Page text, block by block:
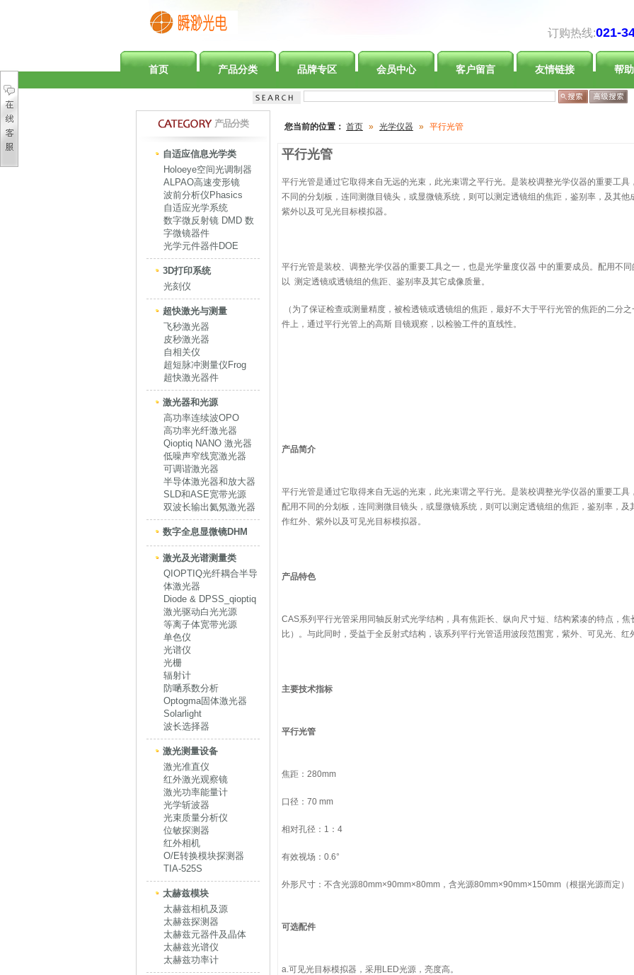
订购热线:021-
首页 产品分类 品牌专区 会员中心 客户留言 友情链接 帮
产品分类
自适应信息光学类
Holoeye空间光调制器
ALPAO高速变形镜
波前分析仪Phasics
自适应光学系统
数字微反射镜 DMD 数
字微镜器件
光学元件器件DOE
3D打印系统
光刻仪
超快激光与测量
飞秒激光器
皮秒激光器
自相关仪
超短脉冲测量仪Frog
超快激光器件
激光器和光源
高功率连续波OPO
高功率光纤激光器
Qioptiq NANO 激光器
低噪声窄线宽激光器
可调谐激光器
半导体激光器和放大器
SLD和ASE宽带光源
双波长输出氦氖激光器
数字全息显微镜DHM
激光及光谱测量类
QIOPTIQ光纤耦合半导
体激光器
Diode & DPSS_qioptiq
激光驱动白光光源
等离子体宽带光源
单色仪
光谱仪
光栅
辐射计
防嗮系数分析
Optogma固体激光器
Solarlight
波长选择器
激光测量设备
激光准直仪
红外激光观察镜
激光功率能量计
光学斩波器
光束质量分析仪
位敏探测器
红外相机
O/E转换模块探测器
TIA-525S
太赫兹模块
太赫兹相机及源
太赫兹探测器
太赫兹元器件及晶体
太赫兹光谱仪
太赫兹功率计
您当前的位置： 首页 » 光学仪器 » 平行光管
平行光管
平行光管是通过它取得来自无远的光束，此光束谓之平行光。是装校调整光学仪器的重要工
不同的分划板，连同测微目镜头，或显微镜系统，则可以测定透镜组的焦距，鉴别率，及其他
紫外以及可见光目标模拟器。
平行光管是装校、调整光学仪器的重要工具之一，也是光学量度仪器 中的重要成员。配用不
以 测定透镜或透镜组的焦距、鉴别率及其它成像质量。
（为了保证检查或测量精度，被检透镜或透镜组的焦距，最好不大于平行光管的焦距的二分
件上，通过平行光管上的高斯 目镜观察，以检验工件的直线性。
产品简介
平行光管是通过它取得来自无远的光束，此光束谓之平行光。是装校调整光学仪器的重要工具
配用不同的分划板，连同测微目镜头，或显微镜系统，则可以测定透镜组的焦距，鉴别率，
作红外、紫外以及可见光目标模拟器。
产品特色
CAS系列平行光管采用同轴反射式光学结构，具有焦距长、纵向尺寸短、结构紧凑的特点，
比）。与此同时，受益于全反射式结构，该系列平行光管适用波段范围宽，紫外、可见光、红
主要技术指标
平行光管
焦距：280mm
口径：70 mm
相对孔径：1：4
有效视场：0.6°
外形尺寸：不含光源80mm×90mm×80mm，含光源80mm×90mm×150mm（根据光源而定）
可选配件
a.可见光目标模拟器，采用LED光源，亮度高。